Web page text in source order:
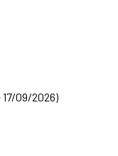
09/2026)